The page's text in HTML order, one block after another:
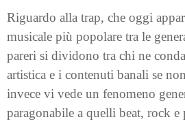
Riguardo alla trap, che oggi
musicale più popolare tra le
pareri si dividono tra chi ne
artistica e i contenuti banali se
invece vi vede un fenomeno
paragonabile a quelli beat, rock e